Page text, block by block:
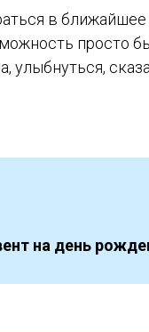
в
просто
улыбнуться,
на день